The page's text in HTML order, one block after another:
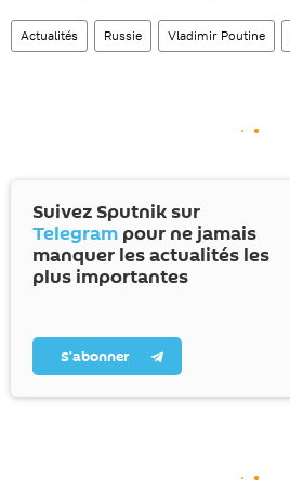
Actualités Russie Vladimir Poutine
Suivez Sputnik sur
Telegram pour ne jamais
manquer les actualités les
plus importantes
S’abonner